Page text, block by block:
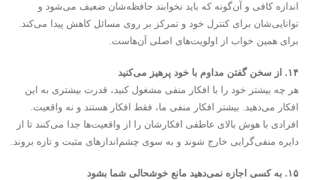
اندازه کافی و آن‌گونه که باید نخوابند حافظه‌شان ضعیف می‌شود و
توانایی‌شان برای کنترل خود و تمرکز بر روی مسائل کاهش پیدا می‌کند.
برای همین خواب از اولویت‌های اصلی آن‌هاست.
۱۴. از سخن گفتن مداوم با خود پرهیز می‌کنید
هر چه بیشتر خود را با افکار منفی مشغول کنید، قدرت بیشتری به این
افکار می‌دهید. بیشتر افکار منفی ما، فقط افکار هستند و نه واقعیت.
افرادی با هوش بالای عاطفی افکارشان را از واقعیت‌ها جدا می‌کنند تا از
دایره منفی‌گرایی خارج شوند و به سوی چشم‌اندازهای مثبت و تازه بروند.
۱۵. به کسی اجازه نمی‌دهید مانع خوشحالی شما بشود